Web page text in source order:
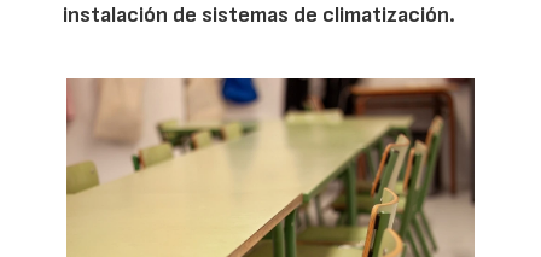
instalación de sistemas de climatización.